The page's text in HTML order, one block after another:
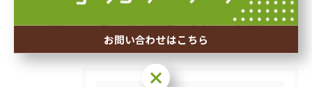
#料金
#塾 #夏期講習 #英検 #算数
お問い合わせはこちら
お問い合わせはこちら